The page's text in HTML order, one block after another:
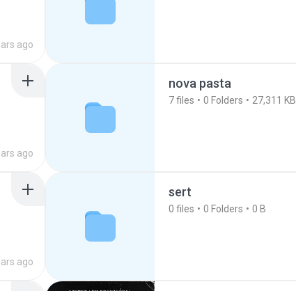
ago
ago
nova pasta
7files 0 Folders 27,311 KB
ago
sert
0 files 0 Folders 0 B